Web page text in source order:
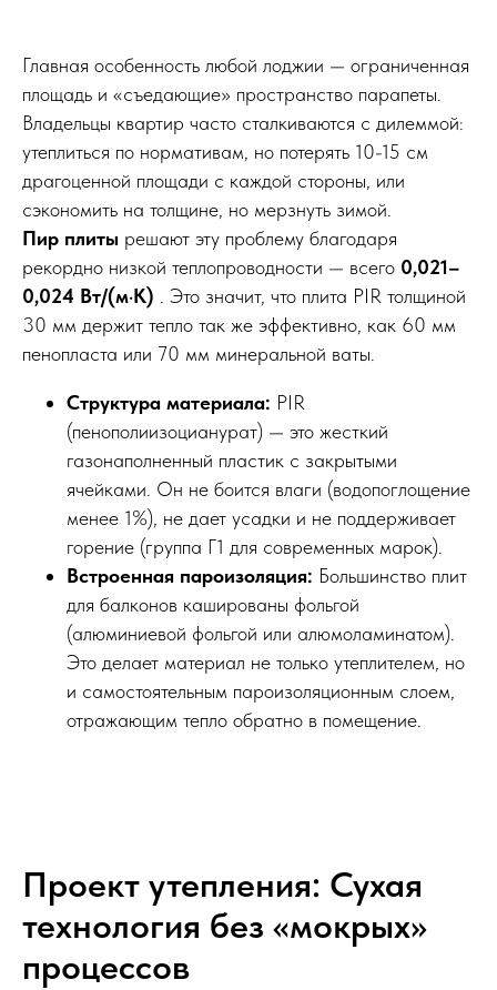
Главная особенность любой лоджии — ограниченная
площадь и «съедающие» пространство парапеты.
Владельцы квартир часто сталкиваются с дилеммой:
утеплиться по нормативам, но потерять 10-15 см
драгоценной площади с каждой стороны, или
сэкономить на толщине, но мерзнуть зимой.
Пир плиты решают эту проблему благодаря
рекордно низкой теплопроводности — всего 0,021–
0,024 Вт/(м·К) . Это значит, что плита PIR толщиной
30 мм держит тепло так же эффективно, как 60 мм
пенопласта или 70 мм минеральной ваты.
Структура материала: PIR
(пенополиизоцианурат) — это жесткий
газонаполненный пластик с закрытыми
ячейками. Он не боится влаги (водопоглощение
менее 1%), не дает усадки и не поддерживает
горение (группа Г1 для современных марок).
Встроенная пароизоляция: Большинство плит
для балконов кашированы фольгой
(алюминиевой фольгой или алюмоламинатом).
Это делает материал не только утеплителем, но
и самостоятельным пароизоляционным слоем,
отражающим тепло обратно в помещение.
Проект утепления: Сухая
технология без «мокрых»
процессов